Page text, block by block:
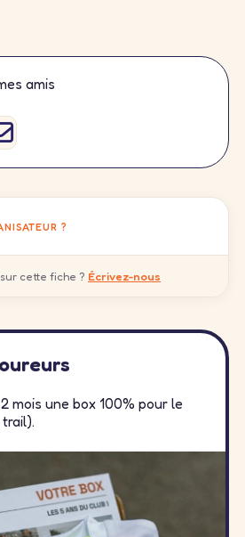
amis
?
cette fiche ? Écrivez-nous
mois une box 100% pour le